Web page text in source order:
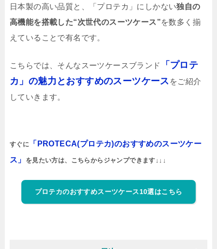
日本製の高い品質と、「プロテカ」にしかない独自の
高機能を搭載した“次世代のスーツケース”を数多く揃
えていることで有名です。
こちらでは、そんなスーツケースブランド
「プロテ
カ」の魅力とおすすめのスーツケース をご紹介
していきます。
すぐに 「PROTECA(プロテカ)のおすすめのスーツケー
ス」
を見たい方は、こちらからジャンプできます↓↓↓
プロテカのおすすめスーツケース10選はこちら